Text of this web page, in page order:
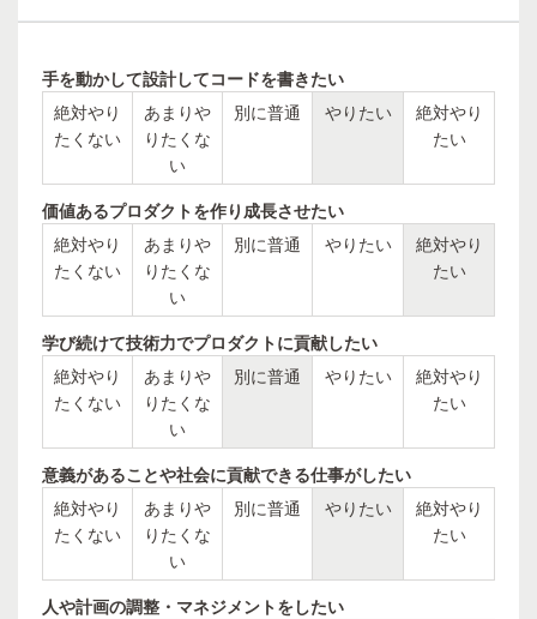
手を動かして設計してコードを書きたい
絶対やり
たくない
あまりや
りたくな
い
別に普通 やりたい
絶対やり
たい
価値あるプロダクトを作り成長させたい
絶対やり
たくない
あまりや
りたくな
い
別に普通 やりたい
絶対やり
たい
学び続けて技術力でプロダクトに貢献したい
絶対やり
たくない
あまりや
りたくな
い
別に普通 やりたい
絶対やり
たい
意義があることや社会に貢献できる仕事がしたい
絶対やり
たくない
あまりや
りたくな
い
別に普通 やりたい
絶対やり
たい
人や計画の調整・マネジメントをしたい